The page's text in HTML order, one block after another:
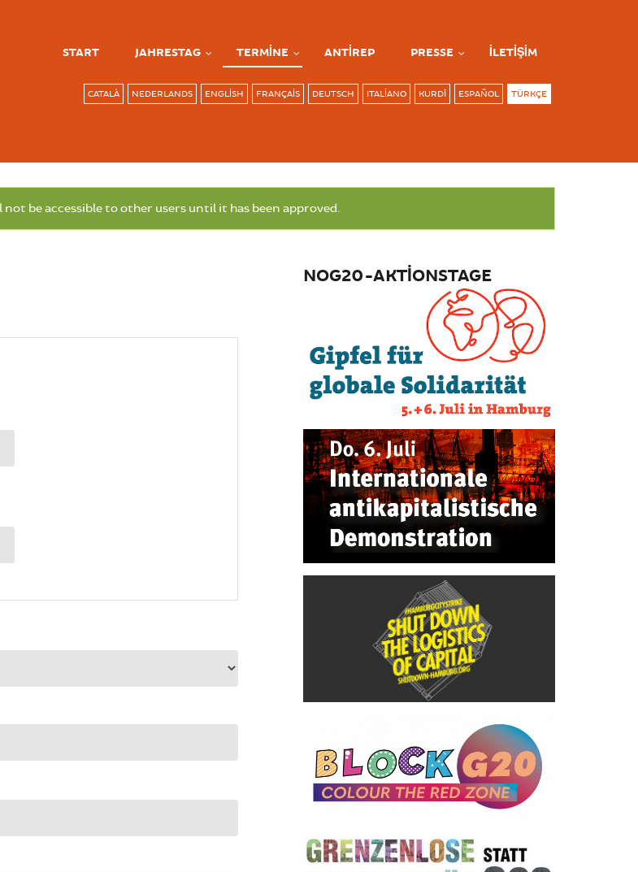
START JAHRESTAG TERMINE ANTIREP PRESSE İLETIŞIM
CATALÀ NEDERLANDS ENGLISH FRANÇAIS DEUTSCH ITALIANO KURDÎ ESPAÑOL TÜRKÇE
be accessible to other users until it has been approved.
NOG20-AKTIONSTAGE